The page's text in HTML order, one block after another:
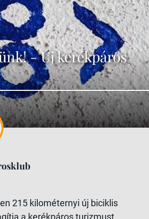
- Új kerékpáros
215 kilométernyi új biciklis
a kerékpáros turizmust